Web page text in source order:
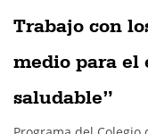
Trabajo con
medio para
saludable”